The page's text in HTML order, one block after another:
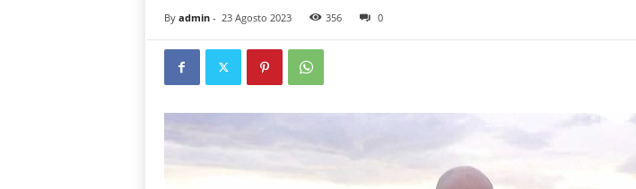
By admin- 23 Agosto 2023 356 0